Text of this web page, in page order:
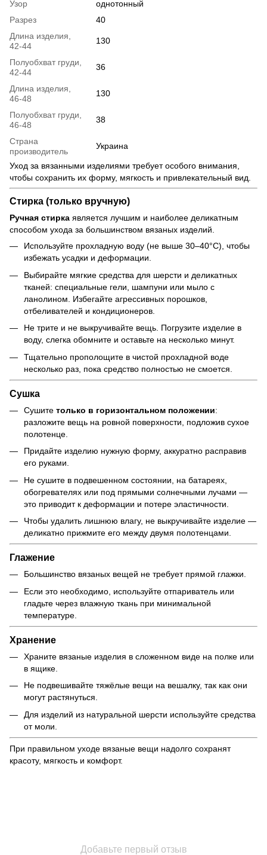
Узор
однотонный
Разрез
40
Длина изделия,
42-44
130
Полуобхват груди,
42-44
36
Длина изделия,
46-48
130
Полуобхват груди,
46-48
38
Страна
производитель
Украина
Уход за вязанными изделиями требует особого внимания,
чтобы сохранить их форму, мягкость и привлекательный вид.
Стирка (только вручную)
Ручная стирка является лучшим и наиболее деликатным
способом ухода за большинством вязаных изделий.
Используйте прохладную воду (не выше 30–40°C), чтобы
избежать усадки и деформации.
Выбирайте мягкие средства для шерсти и деликатных
тканей: специальные гели, шампуни или мыло с
ланолином. Избегайте агрессивных порошков,
отбеливателей и кондиционеров.
Не трите и не выкручивайте вещь. Погрузите изделие в
воду, слегка обомните и оставьте на несколько минут.
Тщательно прополощите в чистой прохладной воде
несколько раз, пока средство полностью не смоется.
Сушка
Сушите только в горизонтальном положении:
разложите вещь на ровной поверхности, подложив сухое
полотенце.
Придайте изделию нужную форму, аккуратно расправив
его руками.
Не сушите в подвешенном состоянии, на батареях,
обогревателях или под прямыми солнечными лучами —
это приводит к деформации и потере эластичности.
Чтобы удалить лишнюю влагу, не выкручивайте изделие —
деликатно прижмите его между двумя полотенцами.
Глажение
Большинство вязаных вещей не требует прямой глажки.
Если это необходимо, используйте отпариватель или
гладьте через влажную ткань при минимальной
температуре.
Хранение
Храните вязаные изделия в сложенном виде на полке или
в ящике.
Не подвешивайте тяжёлые вещи на вешалку, так как они
могут растянуться.
Для изделий из натуральной шерсти используйте средства
от моли.
При правильном уходе вязаные вещи надолго сохранят
красоту, мягкость и комфорт.
Добавьте первый отзыв